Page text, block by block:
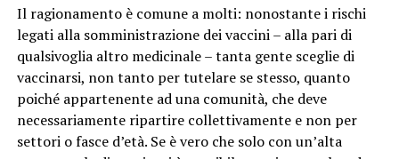
Il ragionamento è comune a molti: nonostante i rischi
legati alla somministrazione dei vaccini – alla pari di
qualsivoglia altro medicinale – tanta gente sceglie di
vaccinarsi, non tanto per tutelare se stesso, quanto
poiché appartenente ad una comunità, che deve
necessariamente ripartire collettivamente e non per
settori o fasce d’età. Se è vero che solo con un’alta